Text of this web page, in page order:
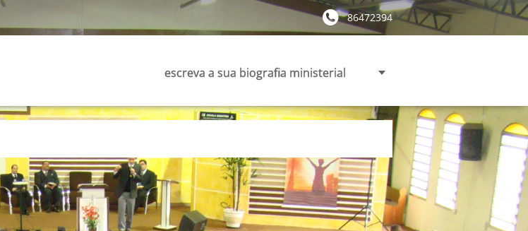
86472394
escreva a sua biografia ministerial